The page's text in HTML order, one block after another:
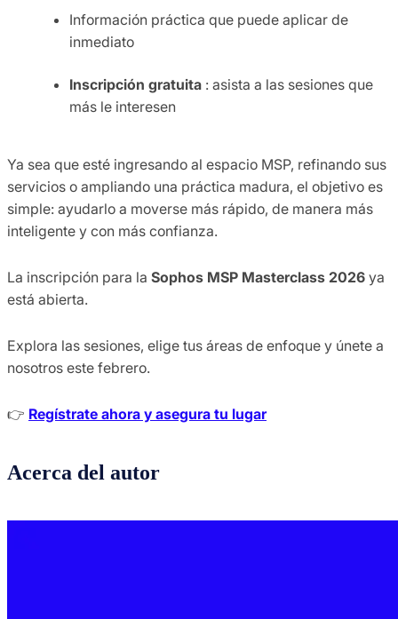
Información práctica que puede aplicar de
inmediato
Inscripción gratuita : asista a las sesiones que
más le interesen
Ya sea que esté ingresando al espacio MSP, refinando sus
servicios o ampliando una práctica madura, el objetivo es
simple: ayudarlo a moverse más rápido, de manera más
inteligente y con más confianza.
La inscripción para la Sophos MSP Masterclass 2026 ya
está abierta.
Explora las sesiones, elige tus áreas de enfoque y únete a
nosotros este febrero.
👉 Regístrate ahora y asegura tu lugar
Acerca del autor